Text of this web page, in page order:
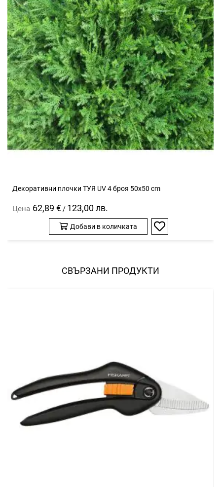
Декоративни плочки ТУЯ UV 4 броя 50x50 cm
Цена 62,89 € / 123,00 лв.
Добави в количката
Добави
СВЪРЗАНИ ПРОДУКТИ